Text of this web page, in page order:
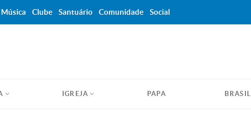
IGREJA PAPA BRASIL
Música Clube Santuário Comunidade Social